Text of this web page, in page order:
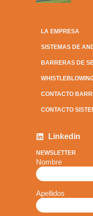
LA EMPRESA
SISTEMAS DE
BARRERAS DE
CONTACTO
CONTACTO
Linkedin
NEWSLETTER
Nombre
Apellidos